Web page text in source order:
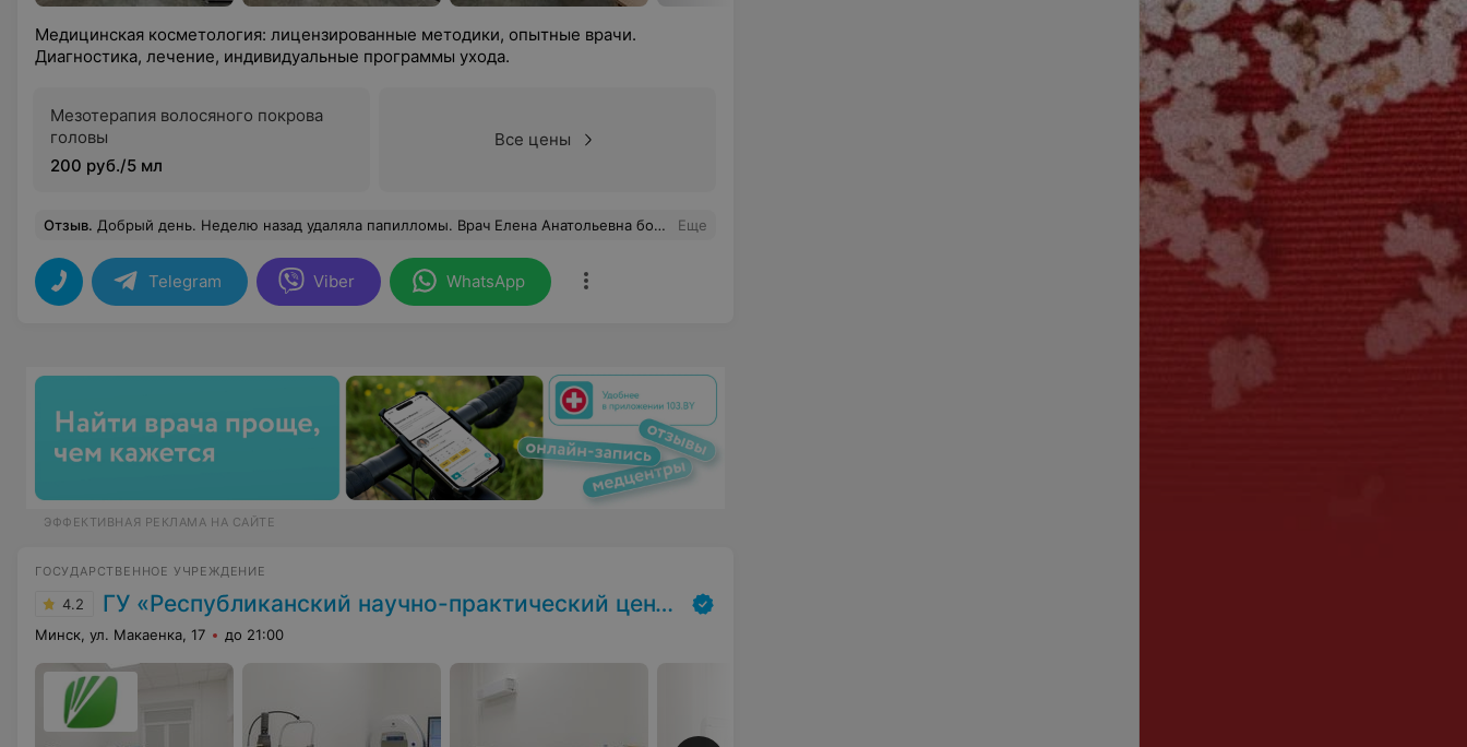
Медицинская косметология: лицензированные методики, опытные врачи.
Диагностика, лечение, индивидуальные программы ухода.
Мезотерапия волосяного покрова
головы
200 руб./5 мл
Все цены
Отзыв. Добрый день. Неделю назад удаляла папилломы. Врач Елена Анатольевна большой профессионал!!!! Я выполняла все ее рекомендации по уходу после удаления. Все замечательно заживает.Очень милая и душевная женщина!!!! Огромное Вам - спасибо. Удачи!!!!! Еще
Telegram Viber WhatsApp
ЭФФЕКТИВНАЯ РЕКЛАМА НА САЙТЕ
ГОСУДАРСТВЕННОЕ УЧРЕЖДЕНИЕ
4.2 ГУ «Республиканский научно-практический центр медицинской экспертизы и реабилитаци»
Минск, ул. Макаенка, 17 до 21:00